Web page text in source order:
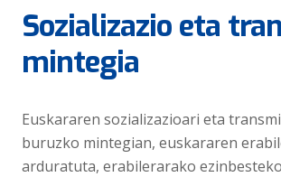
Sozializazio eta
mintegia
Euskararen sozializazioari eta
buruzko mintegian, euskararen
arduratuta, erabilerarako